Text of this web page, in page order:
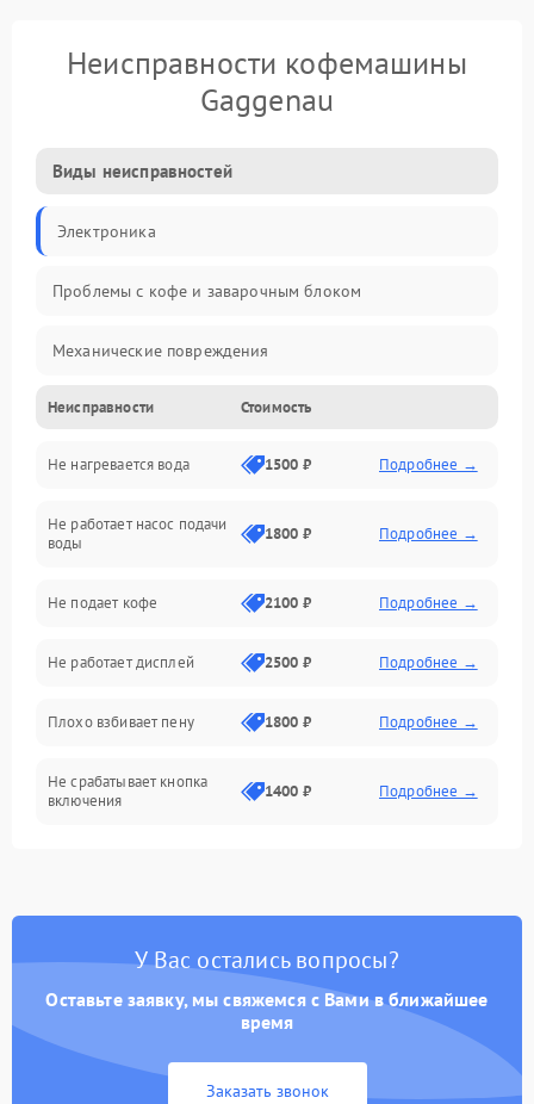
Неисправности кофемашины
Gaggenau
Виды неисправностей
Электроника
Проблемы с кофе и заварочным блоком
Механические повреждения
Прочие неисправности
Включение и работа
Проблемы с водой
Проблемы с капучинатором и паром
Управление и электроника
Программное обеспечение
Неисправности Стоимость
Не нагревается вода 1500 ₽ Подробнее →
Не работает насос подачи
воды
1800 ₽ Подробнее →
Не подает кофе 2100 ₽ Подробнее →
Не работает дисплей 2500 ₽ Подробнее →
Плохо взбивает пену 1800 ₽ Подробнее →
Не срабатывает кнопка
включения
1400 ₽ Подробнее →
Постоянные сбои в работе 1500 ₽ Подробнее →
У Вас остались вопросы?
Оставьте заявку, мы свяжемся с Вами в ближайшее
время
Заказать звонок